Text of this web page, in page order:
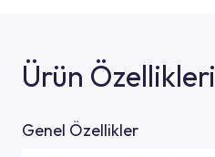
Ürün Özellikleri
Genel Özellikler